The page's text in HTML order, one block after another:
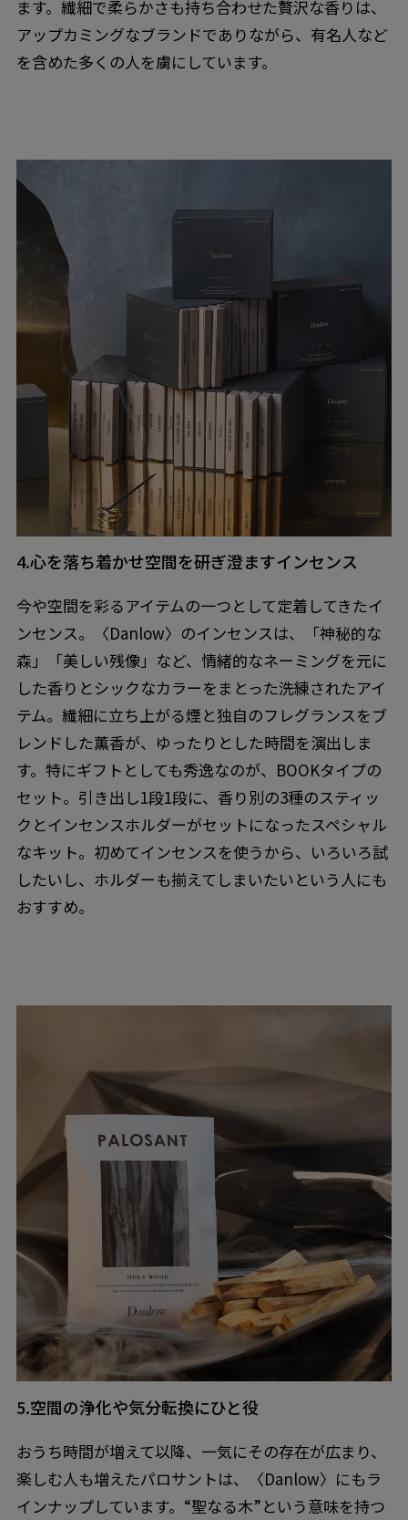
ます。繊細で柔らかさも持ち合わせた贅沢な香りは、
アップカミングなブランドでありながら、有名人など
を含めた多くの人を虜にしています。
4.心を落ち着かせ空間を研ぎ澄ますインセンス
今や空間を彩るアイテムの一つとして定着してきたイ
ンセンス。〈Danlow〉のインセンスは、「神秘的な
森」「美しい残像」など、情緒的なネーミングを元に
した香りとシックなカラーをまとった洗練されたアイ
テム。繊細に立ち上がる煙と独自のフレグランスをブ
レンドした薫香が、ゆったりとした時間を演出しま
す。特にギフトとしても秀逸なのが、BOOKタイプの
セット。引き出し1段1段に、香り別の3種のスティッ
クとインセンスホルダーがセットになったスペシャル
なキット。初めてインセンスを使うから、いろいろ試
したいし、ホルダーも揃えてしまいたいという人にも
おすすめ。
5.空間の浄化や気分転換にひと役
おうち時間が増えて以降、一気にその存在が広まり、
楽しむ人も増えたパロサントは、〈Danlow〉にもラ
インナップしています。“聖なる木”という意味を持つ